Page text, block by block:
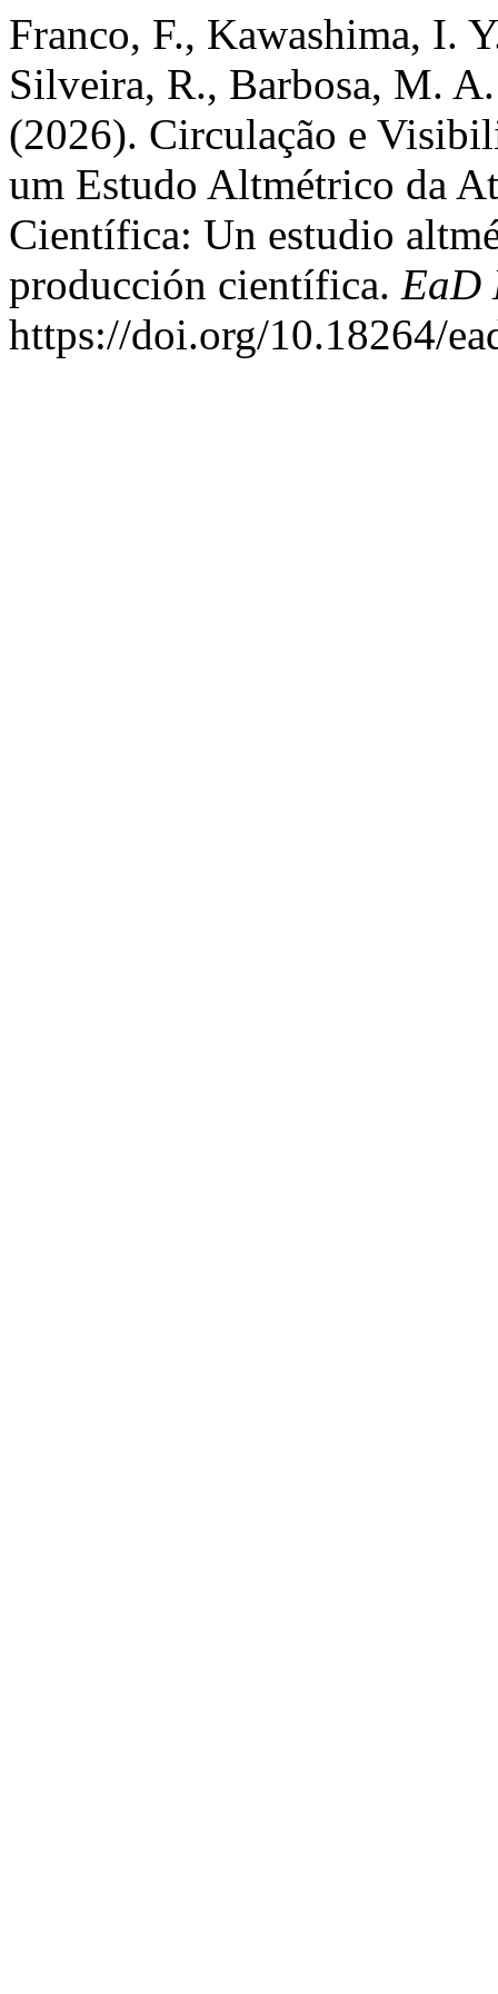
Franco, F., Kawashima, I.
Silveira, R., Barbosa, M.
(2026). Circulação e
um Estudo Altmétrico da
Científica: Un estudio
producción científica. EaD
https://doi.org/10.18264/